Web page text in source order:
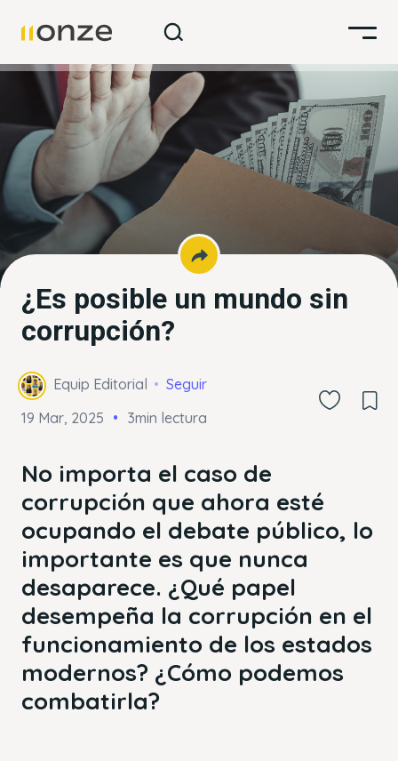
¿Es posible un mundo sin
corrupción?
Equip Editorial
Seguir
19 Mar, 2025
3min lectura
No importa el caso de
corrupción que ahora esté
ocupando el debate público, lo
importante es que nunca
desaparece. ¿Qué papel
desempeña la corrupción en el
funcionamiento de los estados
modernos? ¿Cómo podemos
combatirla?